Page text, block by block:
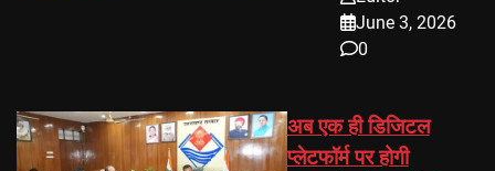
June 3, 2026
0
अब एक ही डिजिटल
प्लेटफॉर्म पर होगी